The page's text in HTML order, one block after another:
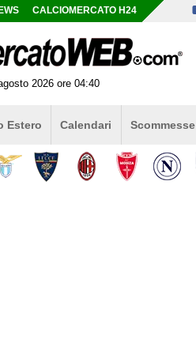
CALCIOMERCATO H24
2026 ore 04:40
Estero Calendari Scommesse